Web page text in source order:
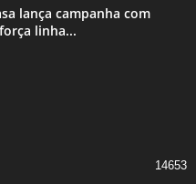
lança campanha com
linha...
14653